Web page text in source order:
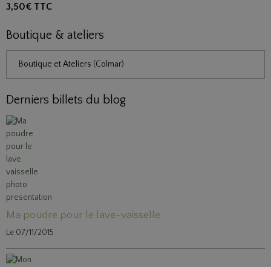
3,50€ TTC
Boutique & ateliers
Boutique et Ateliers (Colmar)
Derniers billets du blog
Ma poudre pour le lave-vaisselle
Le 07/11/2015